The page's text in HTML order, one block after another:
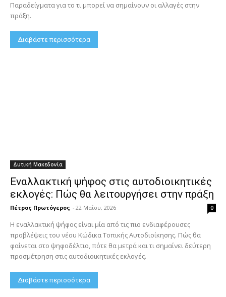
Παραδείγματα για το τι μπορεί να σημαίνουν οι αλλαγές στην
πράξη.
Διαβάστε περισσότερα
Δυτική Μακεδονία
Εναλλακτική ψήφος στις αυτοδιοικητικές
εκλογές: Πώς θα λειτουργήσει στην πράξη
Πέτρος Πρωτόγερος - 22 Μαΐου, 2026 0
Η εναλλακτική ψήφος είναι μία από τις πιο ενδιαφέρουσες
προβλέψεις του νέου Κώδικα Τοπικής Αυτοδιοίκησης. Πώς θα
φαίνεται στο ψηφοδέλτιο, πότε θα μετρά και τι σημαίνει δεύτερη
προσμέτρηση στις αυτοδιοικητικές εκλογές.
Διαβάστε περισσότερα